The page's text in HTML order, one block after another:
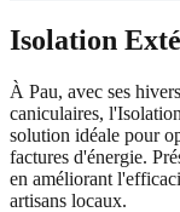
Isolation
À Pau, avec ses
caniculaires,
solution idéale pour
factures d'énergie.
en améliorant
artisans locaux.